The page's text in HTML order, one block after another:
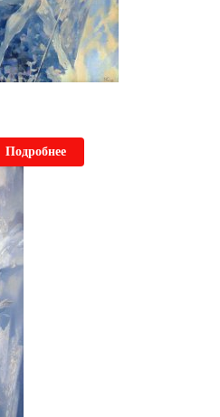
Подробнее